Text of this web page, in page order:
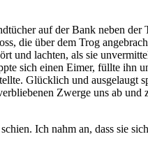
auf der Bank neben der
die über dem Trog
und lachten, als sie
sich einen Eimer, füllte ihn
Glücklich und ausgelaugt
Zwerge uns ab und
Ich nahm an, dass sie